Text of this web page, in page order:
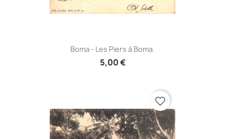
Boma - Les Piers à Boma.
5,00 €
favorite_border